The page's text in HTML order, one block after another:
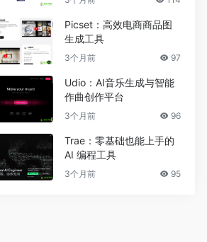
Picset：高效电商商品图
生成工具
3个月前 97
Udio：AI音乐生成与智能
作曲创作平台
3个月前 96
Trae：零基础也能上手的
AI 编程工具
3个月前 95